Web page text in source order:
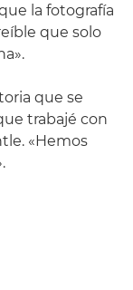
la fotografía
que solo
que se
trabajé con
«Hemos